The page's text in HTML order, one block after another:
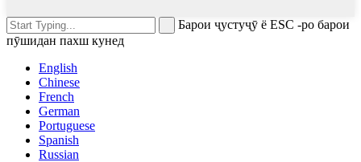
Барои ҷустуҷӯ ё ESC -ро барои
пӯшидан пахш кунед
English
Chinese
French
German
Portuguese
Spanish
Russian